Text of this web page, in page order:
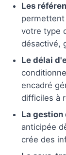
Les
votre type
désactivé,
Le délai
encadré
difficiles à
La gestion
anticipée
crée des